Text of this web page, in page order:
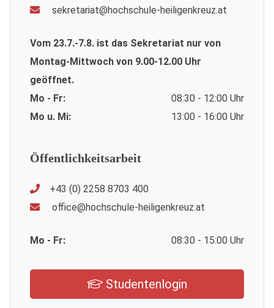
sekretariat@hochschule-heiligenkreuz.at
Vom 23.7.-7.8. ist das Sekretariat nur von
Montag-Mittwoch von 9.00-12.00 Uhr
geöffnet.
Mo - Fr:
08:30 - 12:00 Uhr
Mo u. Mi:
13:00 - 16:00 Uhr
Öffentlichkeitsarbeit
+43 (0) 2258 8703 400
office@hochschule-heiligenkreuz.at
Mo - Fr: 08:30 - 15:00 Uhr
Studentenlogin